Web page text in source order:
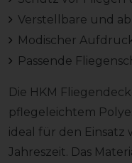
Verstellbare und
Modischer
Passende
Die HKM
pflegeleichtem
ideal für den Einsatz
Jahreszeit. Das